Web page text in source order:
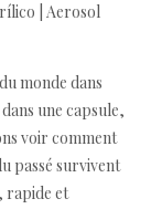
| Aerosol
monde dans
une capsule,
voir comment
passé survivent
rapide et